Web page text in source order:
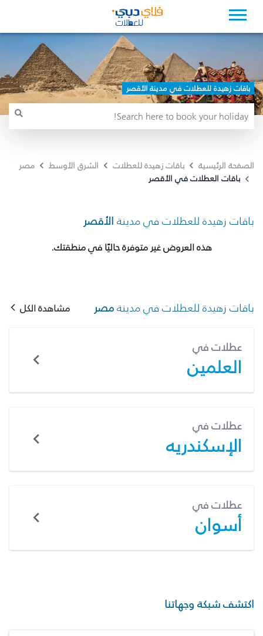
باقات زهيدة للعطلات في مدينة الأقصر
الصفحة الرئيسية باقات زهيدة للعطلات الشرق الأوسط
مصر
باقات العطلات في الأقصر
باقات زهيدة للعطلات في مدينة الأقصر
هذه العروض غير متوفرة حاليًا في منطقتك.
باقات زهيدة للعطلات في مدينةمصر مشاهدة الكل
عطلات في
العلمين
عطلات في
الإسكندريه
عطلات في
أسوان
اكتشف شبكة وجهاتنا